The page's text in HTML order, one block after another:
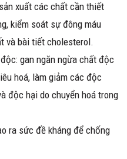
xuất các chất cần thiết
kiểm soát sự đông máu
và bài tiết cholesterol.
gan ngăn ngừa chất độc
hoá, làm giảm các độc
độc hại do chuyển hoá trong
ra sức đề kháng để chống